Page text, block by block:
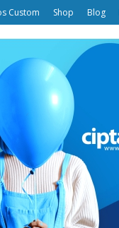
Custom Shop Blog